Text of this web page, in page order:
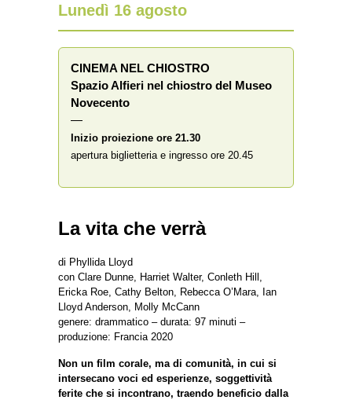
Lunedì 16 agosto
CINEMA NEL CHIOSTRO
Spazio Alfieri nel chiostro del Museo
Novecento
—
Inizio proiezione ore 21.30
apertura biglietteria e ingresso ore 20.45
La vita che verrà
di Phyllida Lloyd
con Clare Dunne, Harriet Walter, Conleth Hill,
Ericka Roe, Cathy Belton, Rebecca O’Mara, Ian
Lloyd Anderson, Molly McCann
genere: drammatico – durata: 97 minuti –
produzione: Francia 2020
Non un film corale, ma di comunità, in cui si
intersecano voci ed esperienze, soggettività
ferite che si incontrano, traendo beneficio dalla